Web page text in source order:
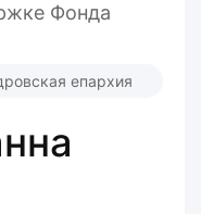
Фонда
епархия